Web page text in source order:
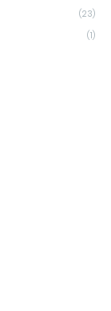
(23)
(1)